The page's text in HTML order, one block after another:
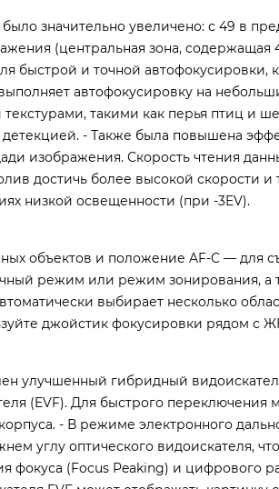
значительно увеличено: с 49 в
(центральная зона, содержащая
быстрой и точной автофокусировки,
автофокусировку на
такими как перья птиц и
- Также была повышена
изображения. Скорость чтения
достичь более высокой скорости и
низкой освещенности (при -3EV).
объектов и положение AF-C — для
режим или режим зонирования, а
выбирает несколько
джойстик фокусировки рядом с
улучшенный гибридный
(EVF). Для быстрого переключения
- В режиме электронного
углу оптического видоискателя,
фокуса (Focus Peaking) и цифрового